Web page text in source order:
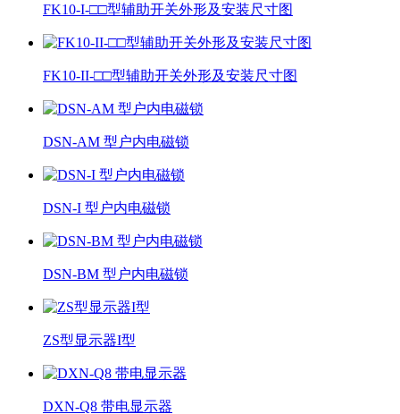
FK10-I-□□型辅助开关外形及安装尺寸图
FK10-II-□□型辅助开关外形及安装尺寸图
DSN-AM 型户内电磁锁
DSN-I 型户内电磁锁
DSN-BM 型户内电磁锁
ZS型显示器I型
DXN-Q8 带电显示器